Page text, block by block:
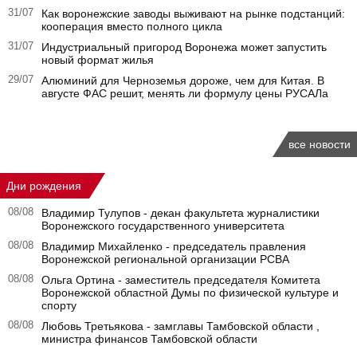
31/07
Как воронежские заводы выживают на рынке подстанций:
кооперация вместо полного цикла
31/07
Индустриальный пригород Воронежа может запустить
новый формат жилья
29/07
Алюминий для Черноземья дороже, чем для Китая. В
августе ФАС решит, менять ли формулу цены РУСАЛа
все новости
Дни рождения
08/08
Владимир Тулупов - декан факультета журналистики
Воронежского государственного университета
08/08
Владимир Михайленко - председатель правления
Воронежской региональной организации РСВА
08/08
Ольга Ортина - заместитель председателя Комитета
Воронежской областной Думы по физической культуре и
спорту
08/08
Любовь Третьякова - замглавы Тамбовской области ,
министра финансов Тамбовской области